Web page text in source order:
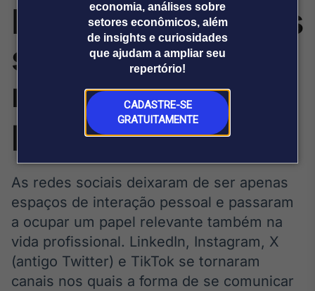
economia, análises sobre
setores econômicos, além
de insights e curiosidades
que ajudam a ampliar seu
repertório!
CADASTRE-SE
GRATUITAMENTE
Plataformas
Broadcast
Broadcast+
O mercado
financeiro em
tempo real
Broadcast
Agro
Tudo sobre o
agronegócio
Broadcast
Político
Sobre nós Releases Broadcast
Prêmio Broadcast
Analistas
Prêmio Broadcast
Empresas
Agências de
comunicação
Releases
Postura nas redes
sociais influencia
reputação
profissional
As redes sociais deixaram de ser apenas
espaços de interação pessoal e passaram
a ocupar um papel relevante também na
vida profissional. LinkedIn, Instagram, X
(antigo Twitter) e TikTok se tornaram
canais nos quais a forma de se comunicar